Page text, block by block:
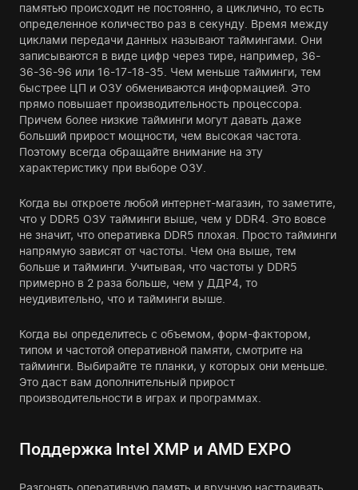
памятью происходит не постоянно, а циклично, то есть
определенное количество раз в секунду. Время между
циклами передачи данных называют таймингами. Они
записываются в виде цифр через тире, например, 36-
36-36-96 или 16-17-18-35. Чем меньше тайминги, тем
быстрее ЦП и ОЗУ обмениваются информацией. Это
прямо повышает производительность процессора.
Причем более низкие тайминги могут давать даже
больший прирост мощности, чем высокая частота.
Поэтому всегда обращайте внимание на эту
характеристику при выборе ОЗУ.
Когда вы откроете любой интернет-магазин, то заметите,
что у DDR5 ОЗУ тайминги выше, чем у DDR4. Это вовсе
не значит, что оперативка DDR5 плохая. Просто тайминги
напрямую зависят от частоты. Чем она выше, тем
больше и тайминги. Учитывая, что частоты у DDR5
примерно в 2 раза больше, чем у ДДР4, то
неудивительно, что и тайминги выше.
Когда вы определитесь с объемом, форм-фактором,
типом и частотой оперативной памяти, смотрите на
тайминги. Выбирайте те планки, у которых они меньше.
Это даст вам дополнительный прирост
производительности в играх и программах.
Поддержка Intel XMP и AMD EXPO